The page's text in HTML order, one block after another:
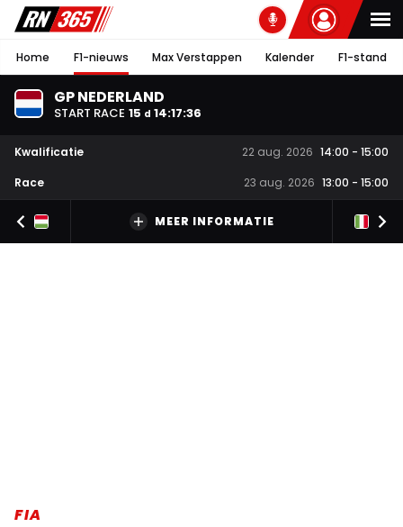
Home F1-nieuws Max Verstappen Kalender F1-stand
GP NEDERLAND
START RACE 15 d 14:17:35
Kwalificatie 22 aug. 2026 14:00 - 15:00
Race
23 aug. 2026 13:00 - 15:00
MEER INFORMATIE
FIA